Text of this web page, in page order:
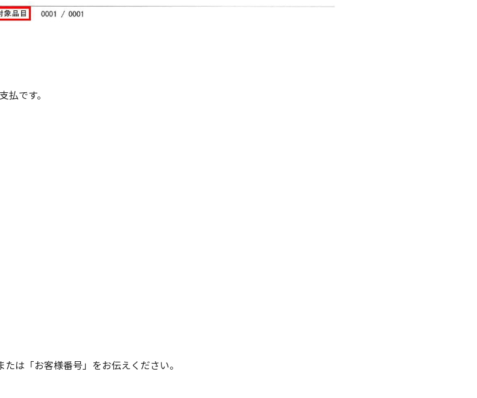
払です。
は「お客様番号」をお伝えください。